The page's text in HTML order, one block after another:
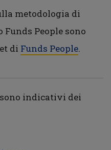
metodologia di
People sono
di Funds People.
indicativi dei